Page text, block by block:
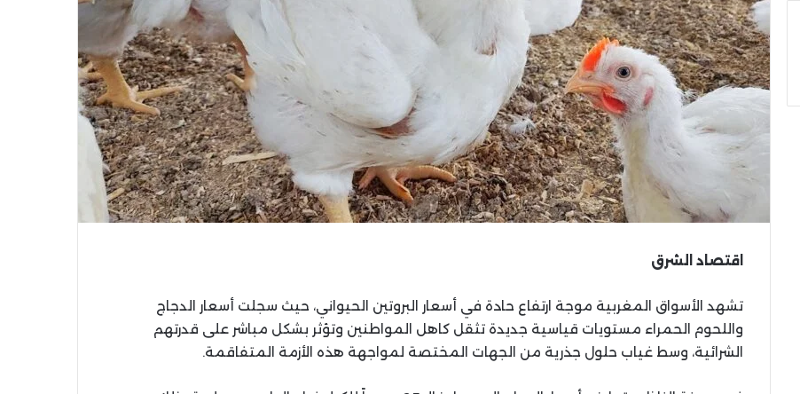
اقتصاد الشرق
تشهد الأسواق المغربية موجة ارتفاع حادة في أسعار البروتين الحيواني، حيث سجلت أسعار الدجاج
واللحوم الحمراء مستويات قياسية جديدة تثقل كاهل المواطنين وتؤثر بشكل مباشر على قدرتهم
الشرائية، وسط غياب حلول جذرية من الجهات المختصة لمواجهة هذه الأزمة المتفاقمة.